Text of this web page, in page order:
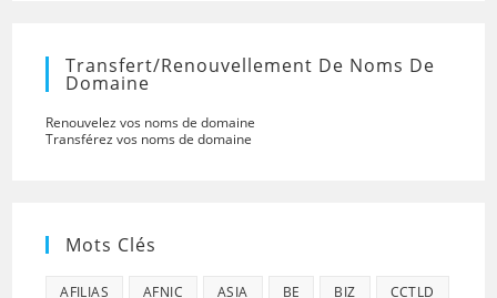
Transfert/renouvellement De Noms De
Domaine
Renouvelez vos noms de domaine
Transférez vos noms de domaine
Mots Clés
AFILIAS AFNIC ASIA BE BIZ CCTLD